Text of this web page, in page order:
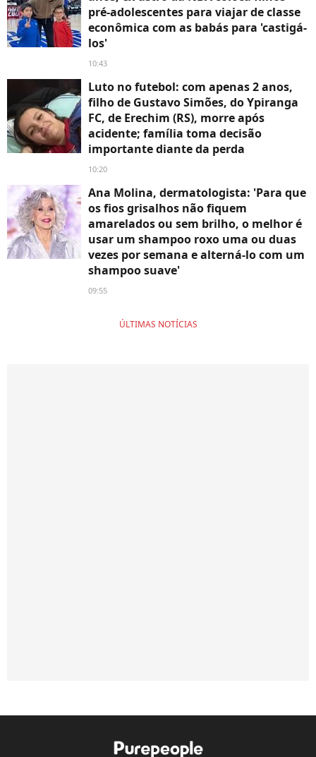
pré-adolescentes para viajar de classe
econômica com as babás para 'castigá-
los'
10:43
Luto no futebol: com apenas 2 anos,
filho de Gustavo Simões, do Ypiranga
FC, de Erechim (RS), morre após
acidente; família toma decisão
importante diante da perda
10:20
Ana Molina, dermatologista: 'Para que
os fios grisalhos não fiquem
amarelados ou sem brilho, o melhor é
usar um shampoo roxo uma ou duas
vezes por semana e alterná-lo com um
shampoo suave'
09:55
ÚLTIMAS NOTÍCIAS